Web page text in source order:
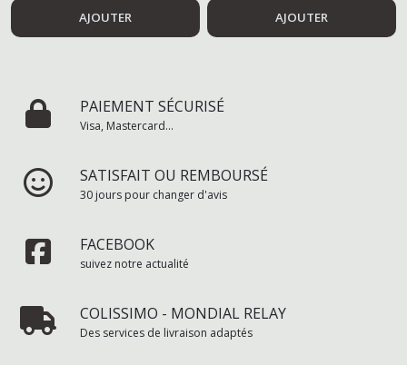
AJOUTER AJOUTER
PAIEMENT SÉCURISÉ
Visa, Mastercard...
SATISFAIT OU REMBOURSÉ
30 jours pour changer d'avis
FACEBOOK
suivez notre actualité
COLISSIMO - MONDIAL RELAY
Des services de livraison adaptés